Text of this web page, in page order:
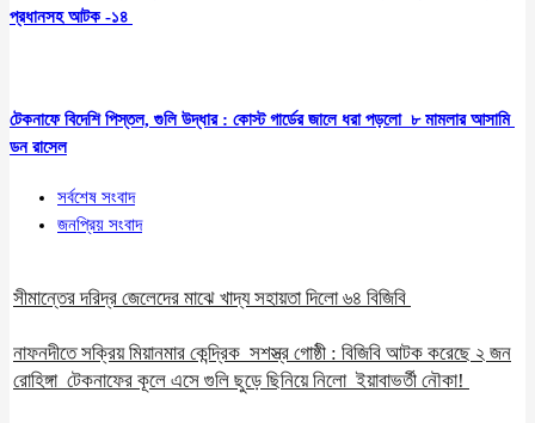
প্রধানসহ আটক -১৪
টেকনাফে বিদেশি পিস্তল, গুলি উদ্ধার : কোস্ট গার্ডের জালে ধরা পড়লো ৮ মামলার আসামি
ডন রাসেল
সর্বশেষ সংবাদ
জনপ্রিয় সংবাদ
সীমান্তের দরিদ্র জেলেদের মাঝে খাদ্য সহায়তা দিলো ৬৪ বিজিবি
নাফনদীতে সক্রিয় মিয়ানমার কেন্দ্রিক সশস্ত্র গোষ্ঠী : বিজিবি আটক করেছে ২ জন
রোহিঙ্গা টেকনাফের কূলে এসে গুলি ছুড়ে ছিনিয়ে নিলো ইয়াবাভর্তী নৌকা!